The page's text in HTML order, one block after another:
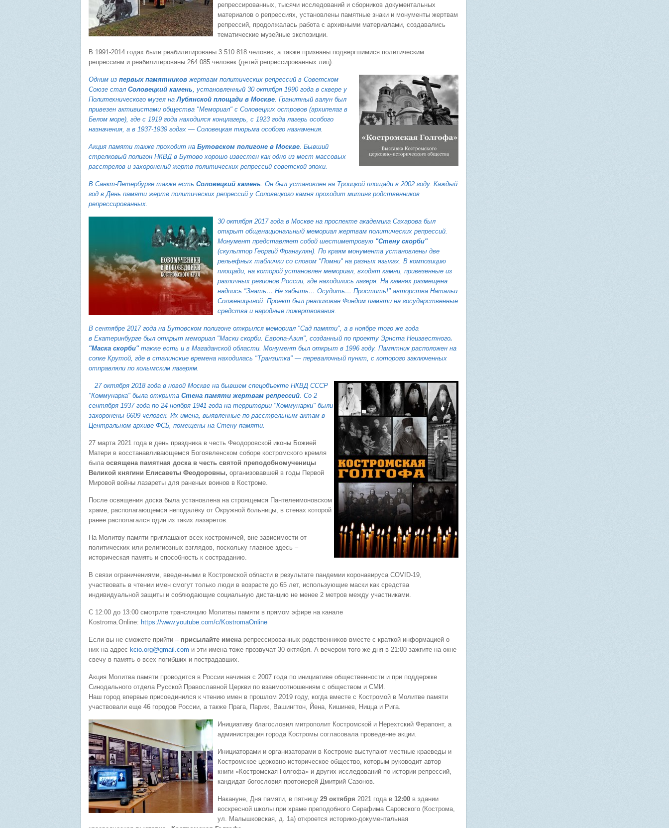
репрессированных, тысячи исследований и сборников документальных
материалов о репрессиях, установлены памятные знаки и монументы жертвам
репрессий, продолжалась работа с архивными материалами, создавались
тематические музейные экспозиции.
В 1991-2014 годах были реабилитированы 3 510 818 человек, а также признаны подвергшимися политическим
репрессиям и реабилитированы 264 085 человек (детей репрессированных лиц).
Одним из первых памятников жертвам политических репрессий в Советском
Союзе стал Соловецкий камень, установленный 30 октября 1990 года в сквере у
Политехнического музея наЛубянской площади в Москве. Гранитный валун был
привезен активистами общества "Мемориал" с Соловецких островов (архипелаг в
Белом море), где с 1919 года находился концлагерь, с 1923 года лагерь особого
назначения, а в 1937-1939 годах — Соловецкая тюрьма особого назначения.
Акция памяти также проходит на Бутовском полигоне в Москве. Бывший
стрелковый полигон НКВД в Бутово хорошо известен как одно из мест массовых
расстрелов и захоронений жертв политических репрессий советской эпохи.
В Санкт-Петербурге также есть Соловецкий камень. Он был установлен на Троицкой площади в 2002 году. Каждый
год в День памяти жертв политических репрессий у Соловецкого камня проходит митинг родственников
репрессированных.
30 октября 2017 года в Москве на проспекте академика Сахарова был
открыт общенациональный мемориал жертвам политических репрессий.
Монумент представляет собой шестиметровую "Стену скорби"
(скульптор Георгий Франгулян). По краям монумента установлены две
рельефных таблички со словом "Помни" на разных языках. В композицию
площади, на которой установлен мемориал, входят камни, привезенные из
различных регионов России, где находились лагеря. На камнях размещена
надпись "Знать… Не забыть… Осудить… Простить!" авторства Натальи
Солженицыной. Проект был реализован Фондом памяти на государственные
средства и народные пожертвования.
В сентябре 2017 года на Бутовском полигоне открылся мемориал "Сад памяти", а в ноябре того же года
в Екатеринбурге был открыт мемориал "Маски скорби. Европа-Азия", созданный по проекту Эрнста Неизвестного.
"Маска скорби"также есть и в Магаданской области. Монумент был открыт в 1996 году. Памятник расположен на
сопке Крутой, где в сталинские времена находилась "Транзитка" — перевалочный пункт, с которого заключенных
отправляли по колымским лагерям.
27 октября 2018 года в новой Москве на бывшем спецобъекте НКВД СССР
"Коммунарка" была открыта Стена памяти жертвам репрессий. Со 2
сентября 1937 года по 24 ноября 1941 года на территории "Коммунарки" были
захоронены 6609 человек. Их имена, выявленные по расстрельным актам в
Центральном архиве ФСБ, помещены на Стену памяти.
27 марта 2021 года в день праздника в честь Феодоровской иконы Божией
Матери в восстанавливающемся Богоявленском соборе костромского кремля
была освящена памятная доска в честь святой преподобномученицы
Великой княгини Елисаветы Феодоровны, организовавшей в годы Первой
Мировой войны лазареты для раненых воинов в Костроме.
После освящения доска была установлена на строящемся Пантелеимоновском
храме, располагающемся неподалёку от Окружной больницы, в стенах которой
ранее располагался один из таких лазаретов.
На Молитву памяти приглашают всех костромичей, вне зависимости от
политических или религиозных взглядов, поскольку главное здесь –
историческая память и способность к состраданию.
В связи ограничениями, введенными в Костромской области в результате пандемии коронавируса COVID-19,
участвовать в чтении имен смогут только люди в возрасте до 65 лет, использующие маски как средства
индивидуальной защиты и соблюдающие социальную дистанцию не менее 2 метров между участниками.
С 12:00 до 13:00 смотрите трансляцию Молитвы памяти в прямом эфире на канале
Kostroma.Online: https://www.youtube.com/c/KostromaOnline
Если вы не сможете прийти – присылайте именарепрессированных родственников вместе с краткой информацией о
них на адрес kcio.org@gmail.com и эти имена тоже прозвучат 30 октября. А вечером того же дня в 21:00 зажгите на окне
свечу в память о всех погибших и пострадавших.
Акция Молитва памяти проводится в России начиная с 2007 года по инициативе общественности и при поддержке
Синодального отдела Русской Православной Церкви по взаимоотношениям с обществом и СМИ.
Наш город впервые присоединился к чтению имен в прошлом 2019 году, когда вместе с Костромой в Молитве памяти
участвовали еще 46 городов России, а также Прага, Париж, Вашингтон, Йена, Кишинев, Ницца и Рига.
Инициативу благословил митрополит Костромской и Нерехтский Ферапонт, а
администрация города Костромы согласовала проведение акции.
Инициаторами и организаторами в Костроме выступают местные краеведы и
Костромское церковно-историческое общество, которым руководит автор
книги «Костромская Голгофа» и других исследований по истории репрессий,
кандидат богословия протоиерей Дмитрий Сазонов.
Накануне, Дня памяти, в пятницу 29 октября 2021 года в 12:00 в здании
воскресной школы при храме преподобного Серафима Саровского (Кострома,
ул. Малышковская, д. 1а) откроется историко-документальная